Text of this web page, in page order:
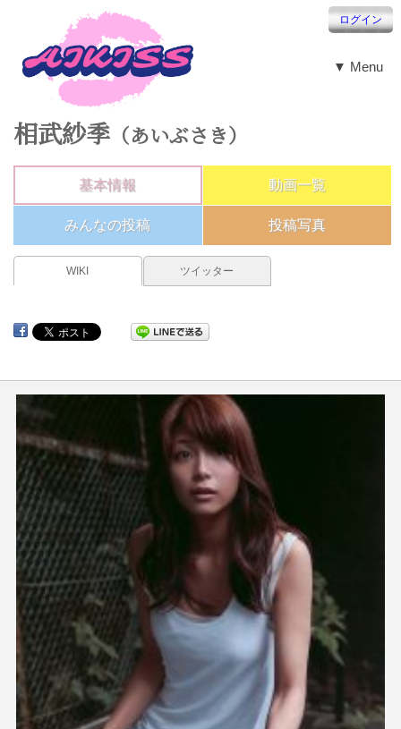
▼ Menu
ログイン
相武紗季 （あいぶさき）
基本情報 動画一覧
みんなの投稿 投稿写真
WIKI ツイッター